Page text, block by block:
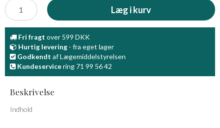
Læg i kurv
Fri fragt over 599 DKK
Hurtig levering - fra eget lager
Godkendt af Lægemiddelstyrelsen
Kundeservicering 71 99 56 42
Beskrivelse
Indhold